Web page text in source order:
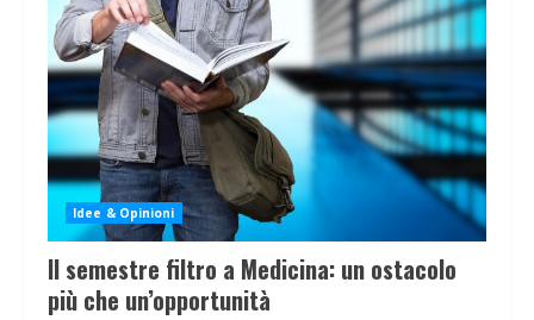
Idee & Opinioni
Il semestre filtro a Medicina: un ostacolo
più che un’opportunità